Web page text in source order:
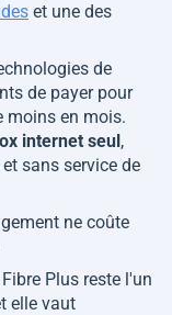
et une des
de
de payer pour
moins en mois.
internet seul,
sans service de
ne coûte
Plus reste l'un
elle vaut